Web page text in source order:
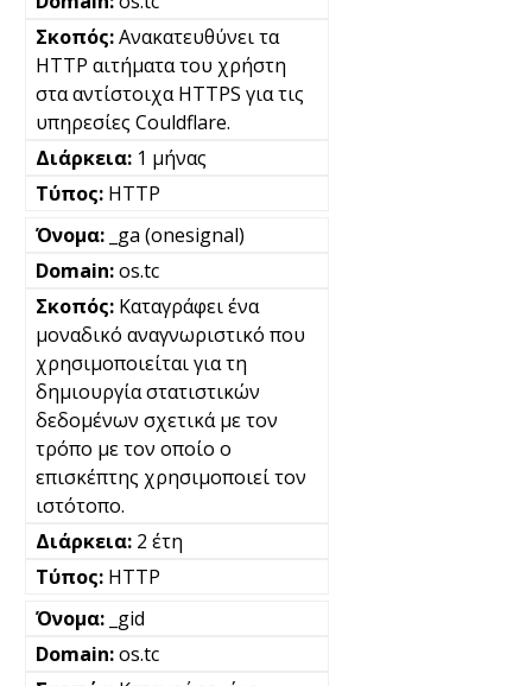
Ανακατευθύνει τα
HTTP αιτήματα του χρήστη
στα αντίστοιχα HTTPS για τις
υπηρεσίες Couldflare.
1 μήνας
HTTP
_ga (onesignal)
os.tc
Καταγράφει ένα
μοναδικό αναγνωριστικό που
χρησιμοποιείται για τη
δημιουργία στατιστικών
δεδομένων σχετικά με τον
τρόπο με τον οποίο ο
επισκέπτης χρησιμοποιεί τον
ιστότοπο.
2 έτη
HTTP
_gid
os.tc